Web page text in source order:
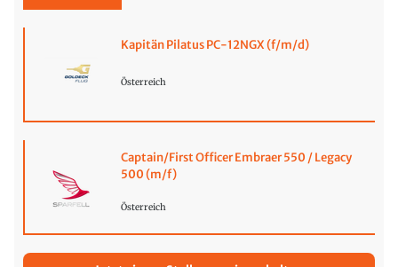
Kapitän Pilatus PC-12NGX (f/m/d)
Österreich
Captain/First Officer Embraer 550 / Legacy
500 (m/f)
Österreich